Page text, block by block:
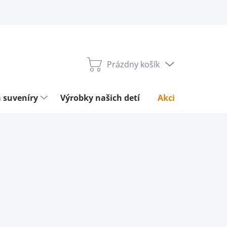
Nákupný
Prázdny košík
suveníry Výrobky našich detí Akcie týždňa